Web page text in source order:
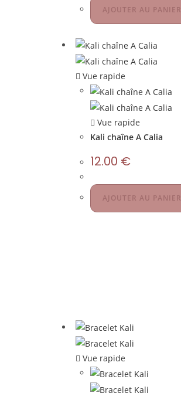
AJOUTER AU PANIER
Vue rapide
Vue rapide
Kali chaîne A Calia
12.00 €
AJOUTER AU PANIER
Vue rapide